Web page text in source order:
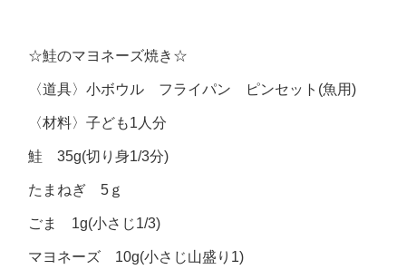
☆鮭のマヨネーズ焼き☆
〈道具〉小ボウル フライパン ピンセット(魚用)
〈材料〉子ども1人分
鮭 35g(切り身1/3分)
たまねぎ 5ｇ
ごま 1g(小さじ1/3)
マヨネーズ 10g(小さじ山盛り1)